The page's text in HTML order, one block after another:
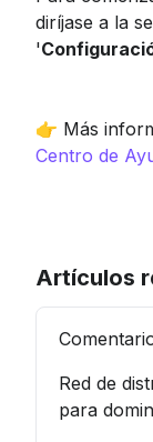
diríjase a la
'
👉 Más
Centro de
Artículos
Red de
para